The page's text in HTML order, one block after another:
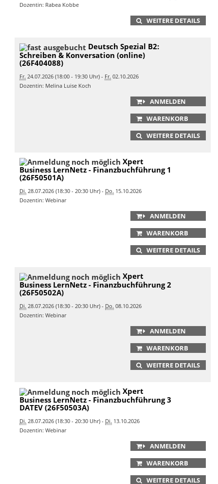
Dozentin: Rabea Kobbe
WEITERE DETAILS
Deutsch Spezial B2:
Schreiben & Konversation (online)
(26F404088)
Fr. 24.07.2026 (18:00 - 19:30 Uhr) - Fr. 02.10.2026
Dozentin: Melina Luise Koch
ANMELDEN
WARENKORB
WEITERE DETAILS
Xpert
Business LernNetz - Finanzbuchführung 1
(26F50501A)
Di. 28.07.2026 (18:30 - 20:30 Uhr) - Do. 15.10.2026
Dozentin: Webinar
ANMELDEN
WARENKORB
WEITERE DETAILS
Xpert
Business LernNetz - Finanzbuchführung 2
(26F50502A)
Di. 28.07.2026 (18:30 - 20:30 Uhr) - Do. 08.10.2026
Dozentin: Webinar
ANMELDEN
WARENKORB
WEITERE DETAILS
Xpert
Business LernNetz - Finanzbuchführung 3
DATEV (26F50503A)
Di. 28.07.2026 (18:30 - 20:30 Uhr) - Di. 13.10.2026
Dozentin: Webinar
ANMELDEN
WARENKORB
WEITERE DETAILS